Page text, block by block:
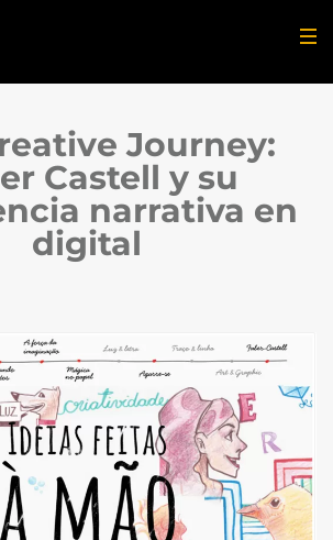
Journey:
Castell y su
narrativa en
digital